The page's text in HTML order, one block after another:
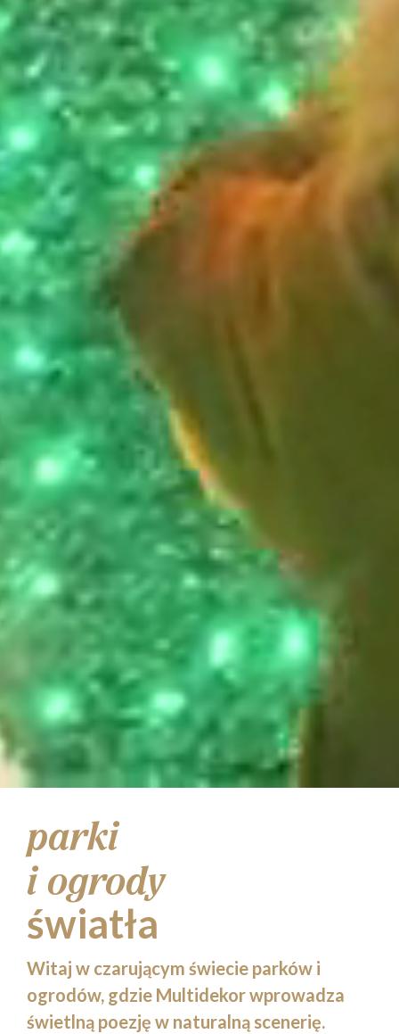
parki
i ogrody
światła
Witaj w czarującym świecie parków i
ogrodów, gdzie Multidekor wprowadza
świetlną poezję w naturalną scenerię.